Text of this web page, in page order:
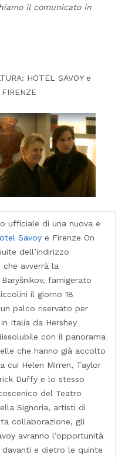
il comunicato in
HOTEL SAVOY e
ufficiale di una nuova e
Savoye Firenze On
dell’indirizzo
avverrà la
famigerato
il giorno 18
palco riservato per
Italia da Hershey
con il panorama
che hanno già accolto
cui Helen Mirren, Taylor
Duffy e lo stesso
del Teatro
Signoria, artisti di
collaborazione, gli
avranno l’opportunità
davanti e dietro le quinte